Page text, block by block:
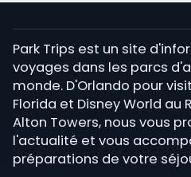
Park Trips est un site
voyages dans les parcs
monde. D'Orlando pour
Florida et Disney World au
Alton Towers, nous vous
l'actualité et vous
préparations de votre